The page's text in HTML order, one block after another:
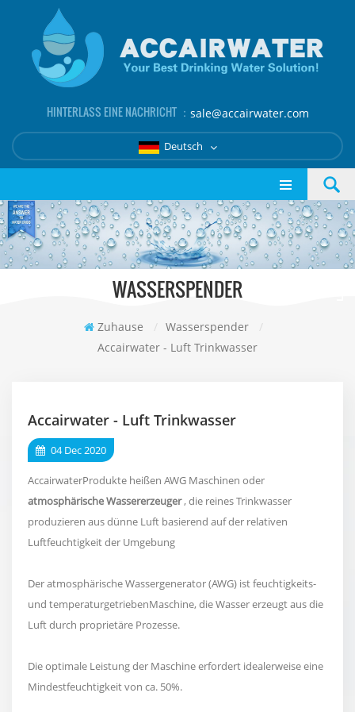
HINTERLASS EINE NACHRICHT ： sale@accairwater.com
Deutsch
WASSERSPENDER
Zuhause / Wasserspender
/
Accairwater - Luft Trinkwasser
Accairwater - Luft Trinkwasser
04 Dec 2020
AccairwaterProdukte heißen AWG Maschinen oder
atmosphärische Wassererzeuger, die reines Trinkwasser
produzieren aus dünne Luft basierend auf der relativen
Luftfeuchtigkeit der Umgebung
Der atmosphärische Wassergenerator (AWG) ist feuchtigkeits-
und temperaturgetriebenMaschine, die Wasser erzeugt aus die
Luft durch proprietäre Prozesse.
Die optimale Leistung der Maschine erfordert idealerweise eine
Mindestfeuchtigkeit von ca. 50%.